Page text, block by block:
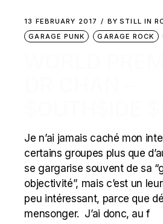
13 FEBRUARY 2017 BY STILL IN
GARAGE PUNK
GARAGE ROCK
Je n’ai jamais caché mon
certains groupes plus que
se gargarise souvent de sa
objectivité”, mais c’est un
peu intéressant, parce que
mensonger. J’ai donc, au f